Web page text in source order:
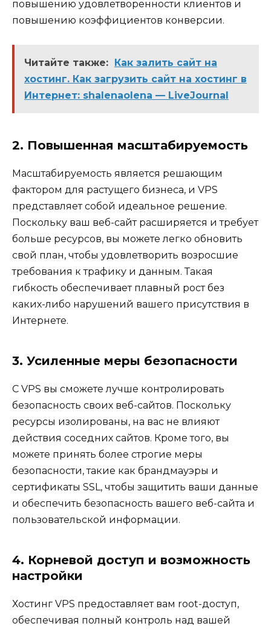
повышению удовлетворенности клиентов и
повышению коэффициентов конверсии.
Читайте также: Как залить сайт на
хостинг. Как загрузить сайт на хостинг в
Интернет: shalenaolena — LiveJournal
2. Повышенная масштабируемость
Масштабируемость является решающим
фактором для растущего бизнеса, и VPS
представляет собой идеальное решение.
Поскольку ваш веб-сайт расширяется и требует
больше ресурсов, вы можете легко обновить
свой план, чтобы удовлетворить возросшие
требования к трафику и данным. Такая
гибкость обеспечивает плавный рост без
каких-либо нарушений вашего присутствия в
Интернете.
3. Усиленные меры безопасности
С VPS вы сможете лучше контролировать
безопасность своих веб-сайтов. Поскольку
ресурсы изолированы, на вас не влияют
действия соседних сайтов. Кроме того, вы
можете принять более строгие меры
безопасности, такие как брандмауэры и
сертификаты SSL, чтобы защитить ваши данные
и обеспечить безопасность вашего веб-сайта и
пользовательской информации.
4. Корневой доступ и возможность
настройки
Хостинг VPS предоставляет вам root-доступ,
обеспечивая полный контроль над вашей